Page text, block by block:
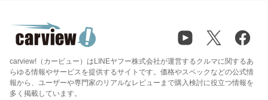
carview!（カービュー）はLINEヤフー株式会社が運営するクルマに関するあ
らゆる情報やサービスを提供するサイトです。価格やスペックなどの公式情
報から、ユーザーや専門家のリアルなレビューまで購入検討に役立つ情報を
多く掲載しています。